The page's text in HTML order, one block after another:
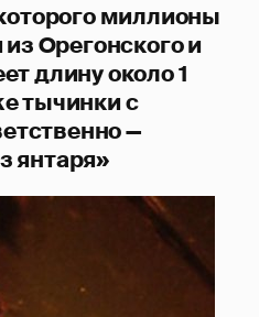
миллионы
Орегонского и
длину около 1
тычинки с
—
янтаря»